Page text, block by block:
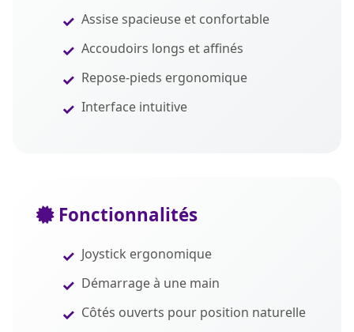
Assise spacieuse et confortable
Accoudoirs longs et affinés
Repose-pieds ergonomique
Interface intuitive
Fonctionnalités
Joystick ergonomique
Démarrage à une main
Côtés ouverts pour position naturelle